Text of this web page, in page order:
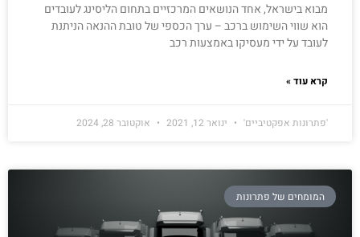
מבוא בישראל, אחד הנושאים המרכזיים בתחום הליסינג לעובדים
הוא שווי השימוש ברכב – ערך הכספי של טובת ההנאה הניתנת
לעובד על ידי מעסיקו באמצעות רכב
קרא עוד »
'פתרונות אפקטיביים' ינואר 12, 2021 אוקטובר 28, 2024
המומחים של פתרונות